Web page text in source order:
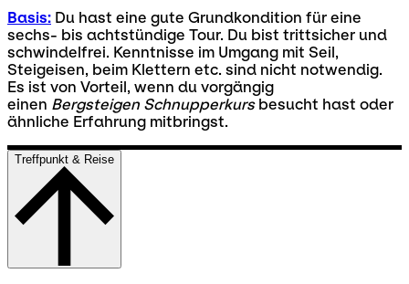
Basis: Du hast eine gute Grundkondition für eine
sechs- bis achtstündige Tour. Du bist trittsicher und
schwindelfrei. Kenntnisse im Umgang mit Seil,
Steigeisen, beim Klettern etc. sind nicht notwendig.
Es ist von Vorteil, wenn du vorgängig
einen Bergsteigen Schnupperkursbesucht hast oder
ähnliche Erfahrung mitbringst.
Treffpunkt & Reise